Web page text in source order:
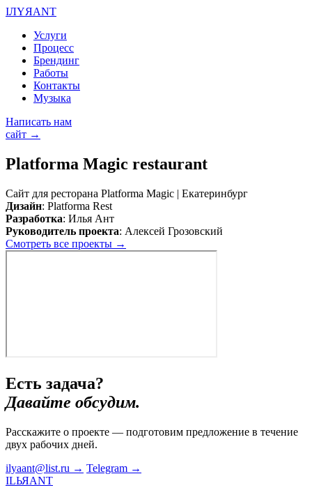
IЛYЯАNТ
Услуги
Процесс
Брендинг
Работы
Контакты
Музыка
Написать нам
сайт →
Platforma Magic restaurant
Сайт для ресторана Platforma Magic | Екатеринбург
Дизайн: Platforma Rest
Разработка: Илья Ант
Руководитель проекта: Алексей Грозовский
Смотреть все проекты →
Есть задача?
Давайте обсудим.
Расскажите о проекте — подготовим предложение в течение
двух рабочих дней.
ilyaant@list.ru → Telegram →
ILЬЯАNТ